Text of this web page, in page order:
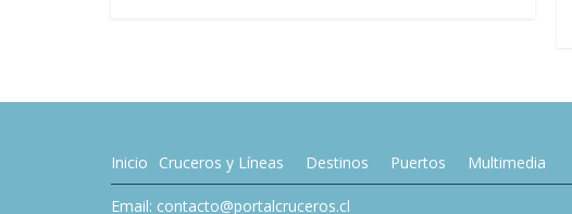
Inicio Cruceros y Líneas Destinos Puertos Multimedia
Email: contacto@portalcruceros.cl